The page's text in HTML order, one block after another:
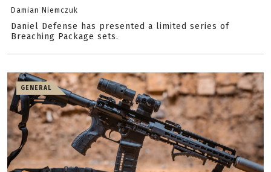
Damian Niemczuk
Daniel Defense has presented a limited series of
Breaching Package sets.
GENERAL